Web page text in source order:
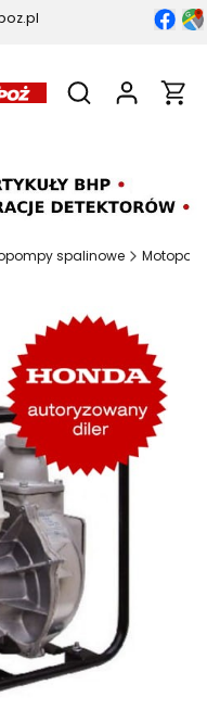
Otwórz
spalinowe